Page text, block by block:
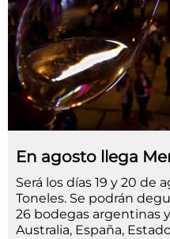
En agosto llega
Será los días 19 y 20 de
Toneles. Se podrán
26 bodegas argentinas
Australia, España,